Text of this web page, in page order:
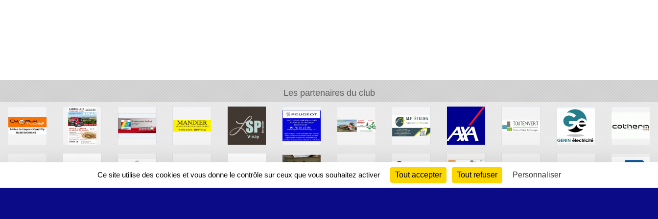
Les partenaires du club
Ce site utilise des cookies et vous donne le contrôle sur ceux que vous souhaitez activer Tout accepter Tout refuser Personnaliser